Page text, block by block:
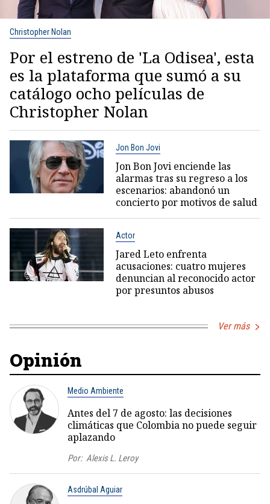
Christopher Nolan
Por el estreno de 'La Odisea', esta
es la plataforma que sumó a su
catálogo ocho películas de
Christopher Nolan
Jon Bon Jovi
Jon Bon Jovi enciende las
alarmas tras su regreso a los
escenarios: abandonó un
concierto por motivos de salud
Actor
Jared Leto enfrenta
acusaciones: cuatro mujeres
denuncian al reconocido actor
por presuntos abusos
Ver más
Opinión
Medio Ambiente
Antes del 7 de agosto: las decisiones
climáticas que Colombia no puede seguir
aplazando
Por: Alexis L. Leroy
Asdrúbal Aguiar